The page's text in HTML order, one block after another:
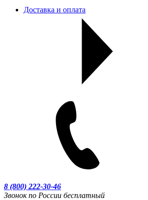
Доставка и оплата
8 (800) 222-30-46
Звонок по России бесплатный